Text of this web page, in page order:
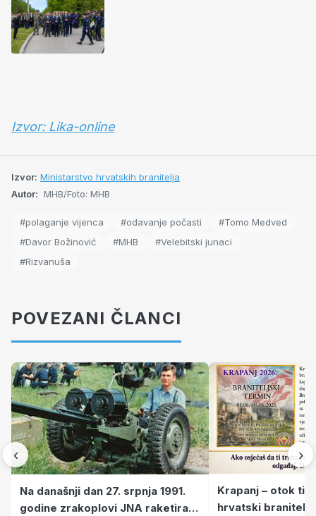
Izvor: Lika-online
Izvor: Ministarstvo hrvatskih branitelja
Autor: MHB/Foto: MHB
#polaganje vijenca #odavanje počasti
#Tomo Medved
#Davor Božinović
#MHB
#Velebitski junaci
#Rizvanuša
POVEZANI ČLANCI
‹
Na današnji dan 27. srpnja 1991.
godine zrakoplovi JNA raketirali
Krapanj – otok
hrvatski branitelji
›